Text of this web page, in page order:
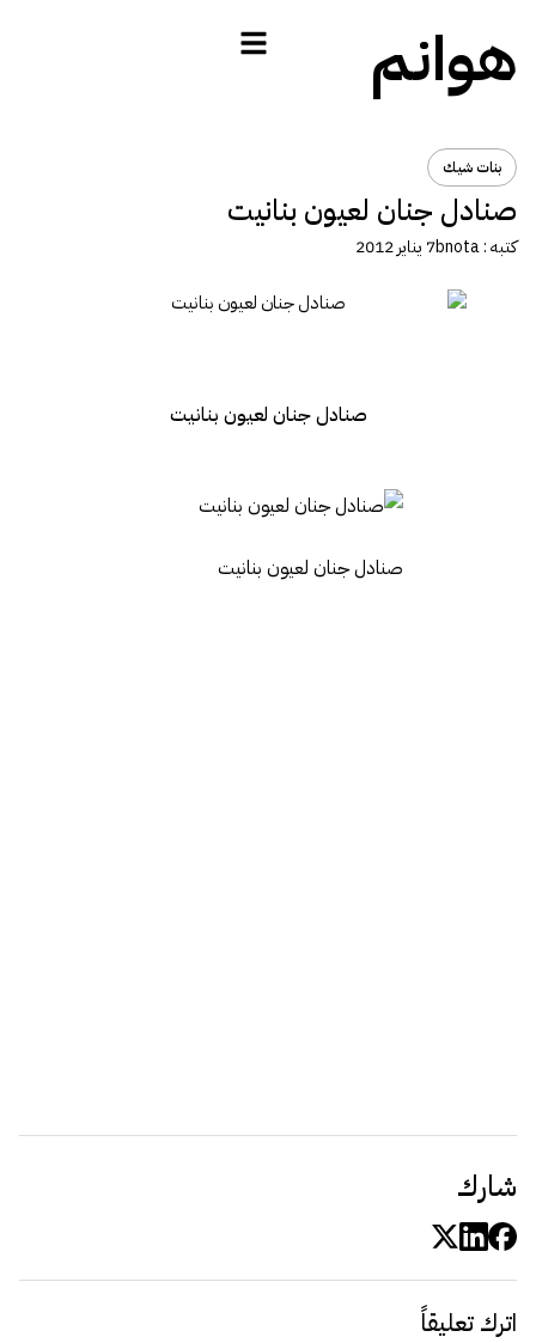
هوانم
بنات شيك
صنادل جنان لعيون بنانيت
كتبه :bnota7 يناير 2012
صنادل جنان لعيون بنانيت
صنادل جنان لعيون بنانيت
شارك
اترك تعليقاً